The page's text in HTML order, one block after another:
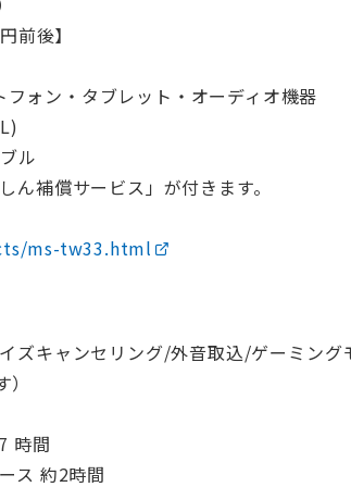
前後】
ォン・タブレット・オーディオ機器
ル
補償サービス」が付きます。
ms-tw33.html
ズキャンセリング/外音取込/ゲーミング
時間
ス 約2時間